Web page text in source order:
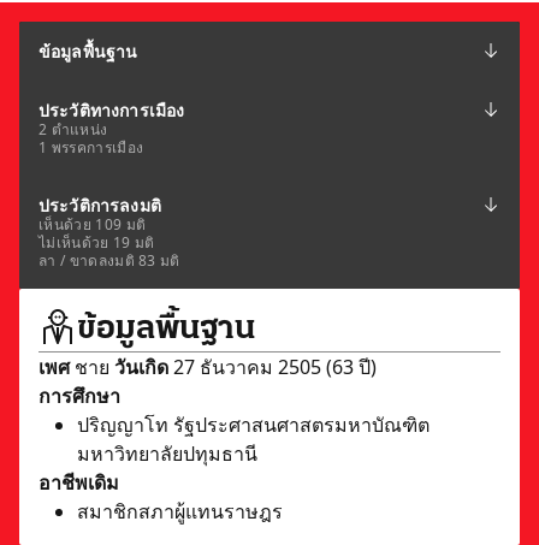
ข้อมูลพื้นฐาน
ประวัติทางการเมือง
2 ตำแหน่ง
1 พรรคการเมือง
ประวัติการลงมติ
เห็นด้วย 109 มติ
ไม่เห็นด้วย 19 มติ
ลา / ขาดลงมติ 83 มติ
ข้อมูลพื้นฐาน
เพศชาย วันเกิด27 ธันวาคม 2505 (63 ปี)
การศึกษา
ปริญญาโท รัฐประศาสนศาสตรมหาบัณฑิต
มหาวิทยาลัยปทุมธานี
อาชีพเดิม
สมาชิกสภาผู้แทนราษฎร